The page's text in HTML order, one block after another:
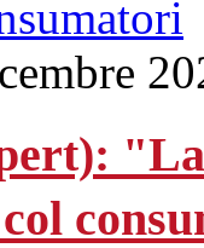
"La